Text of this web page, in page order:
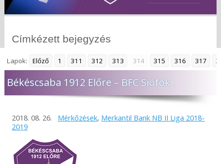
Címkézett bejegyzés
Lapok: Előző 1 311 312 313 314 315 316 317
Békéscsaba 1912 Előre – BFC Siófok
2018. 08. 26. Mérkőzések, Merkantil Bank NB II Liga 2018-
2019